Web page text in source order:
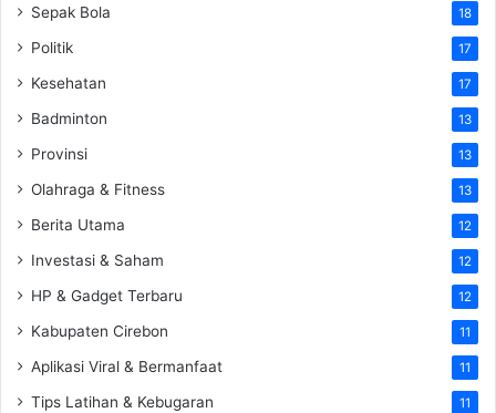
Sepak Bola 18
Politik 17
Kesehatan 17
Badminton 13
Provinsi 13
Olahraga & Fitness 13
Berita Utama 12
Investasi & Saham 12
HP & Gadget Terbaru 12
Kabupaten Cirebon 11
Aplikasi Viral & Bermanfaat 11
Tips Latihan & Kebugaran 11